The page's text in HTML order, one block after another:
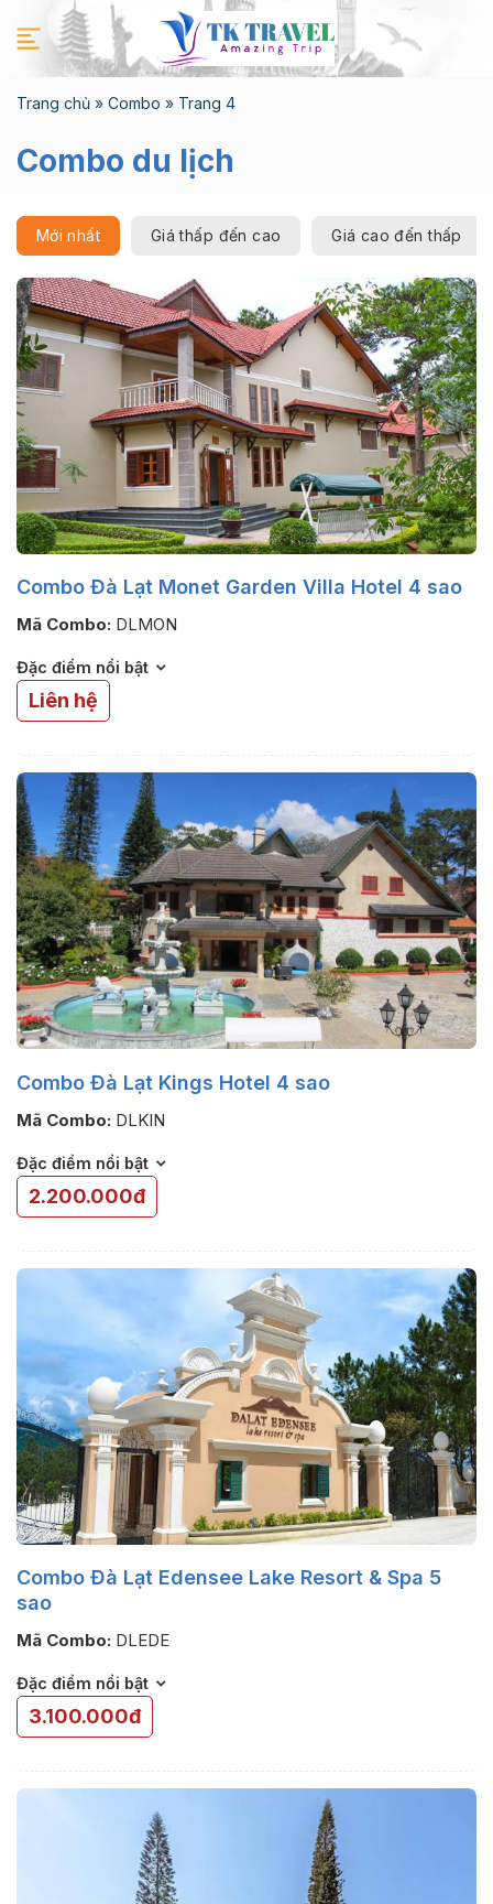
Chuyển
đến
dung
Trang chủ » Combo » Trang 4
Combo du lịch
Mới nhất Giá thấp đến cao Giá cao đến thấp
Combo Đà Lạt Monet Garden Villa Hotel 4 sao
Mã Combo: DLMON
Đặc điểm nổi bật
Liên hệ
Combo Đà Lạt Kings Hotel 4 sao
Mã Combo: DLKIN
Đặc điểm nổi bật
2.200.000đ
Combo Đà Lạt Edensee Lake Resort & Spa 5
sao
Mã Combo: DLEDE
Đặc điểm nổi bật
3.100.000đ